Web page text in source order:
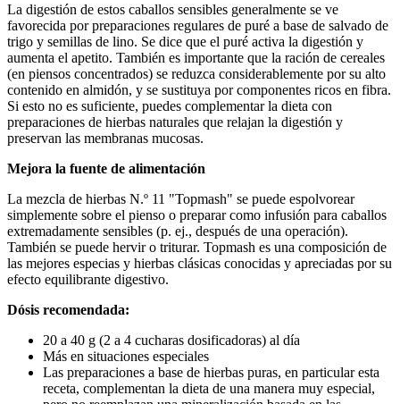
La digestión de estos caballos sensibles generalmente se ve
favorecida por preparaciones regulares de puré a base de salvado de
trigo y semillas de lino. Se dice que el puré activa la digestión y
aumenta el apetito. También es importante que la ración de cereales
(en piensos concentrados) se reduzca considerablemente por su alto
contenido en almidón, y se sustituya por componentes ricos en fibra.
Si esto no es suficiente, puedes complementar la dieta con
preparaciones de hierbas naturales que relajan la digestión y
preservan las membranas mucosas.
Mejora la fuente de alimentación
La mezcla de hierbas N.º 11 "Topmash" se puede espolvorear
simplemente sobre el pienso o preparar como infusión para caballos
extremadamente sensibles (p. ej., después de una operación).
También se puede hervir o triturar. Topmash es una composición de
las mejores especias y hierbas clásicas conocidas y apreciadas por su
efecto equilibrante digestivo.
Dósis recomendada:
20 a 40 g (2 a 4 cucharas dosificadoras) al día
Más en situaciones especiales
Las preparaciones a base de hierbas puras, en particular esta
receta, complementan la dieta de una manera muy especial,